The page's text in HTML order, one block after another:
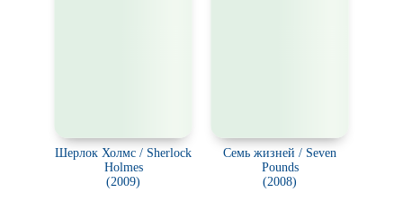
Шерлок Холмс / Sherlock
Holmes
(2009)
Семь жизней / Seven
Pounds
(2008)